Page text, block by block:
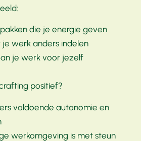
die je energie geven
je werk anders indelen
je werk voor jezelf
positief?
voldoende autonomie en
werkomgeving is met steun